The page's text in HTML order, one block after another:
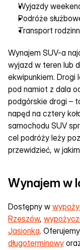
Wyjazdy
Podróże
Transport
Wynajem SUV-a
wyjazd w teren lub
ekwipunkiem. Drogi
pod namiot z dala
podgórskie drogi –
napęd na cztery
samochodu SUV
cel podróży leży
przewidzieć, w
Wynajem w
Dostępny w
Rzeszów,
Jasionka. Oferujemy
długoterminowy